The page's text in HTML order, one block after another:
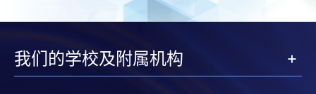
本學院為學院開設的其中一些課程提供在線服務的平台。雖然
本學院會力求在有關網頁上刊載的資訊正確和合時，但本學院
我们的学校及附属机构